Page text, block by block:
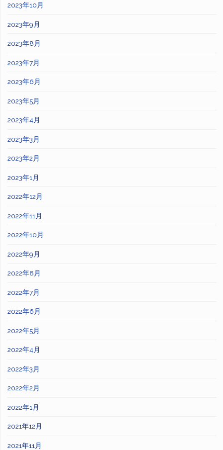
2023年10月
2023年9月
2023年8月
2023年7月
2023年6月
2023年5月
2023年4月
2023年3月
2023年2月
2023年1月
2022年12月
2022年11月
2022年10月
2022年9月
2022年8月
2022年7月
2022年6月
2022年5月
2022年4月
2022年3月
2022年2月
2022年1月
2021年12月
2021年11月